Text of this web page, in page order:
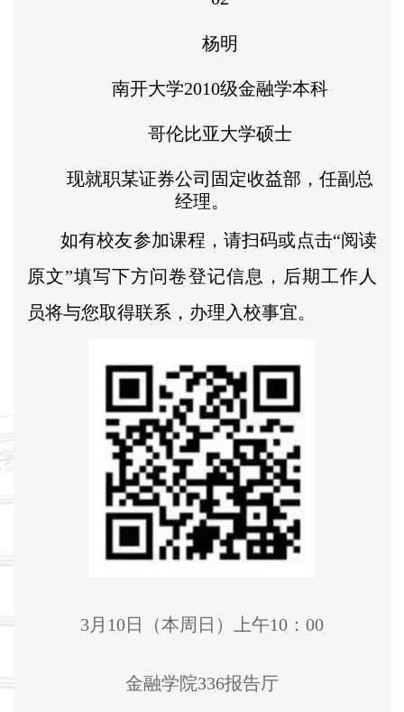
杨明
南开大学2010级金融学本科
哥伦比亚大学硕士
现就职某证券公司固定收益部，任副总
经理。
如有校友参加课程，请扫码或点击“阅读
原文”填写下方问卷登记信息，后期工作人
员将与您取得联系，办理入校事宜。
3月10日（本周日）上午10：00
金融学院336报告厅